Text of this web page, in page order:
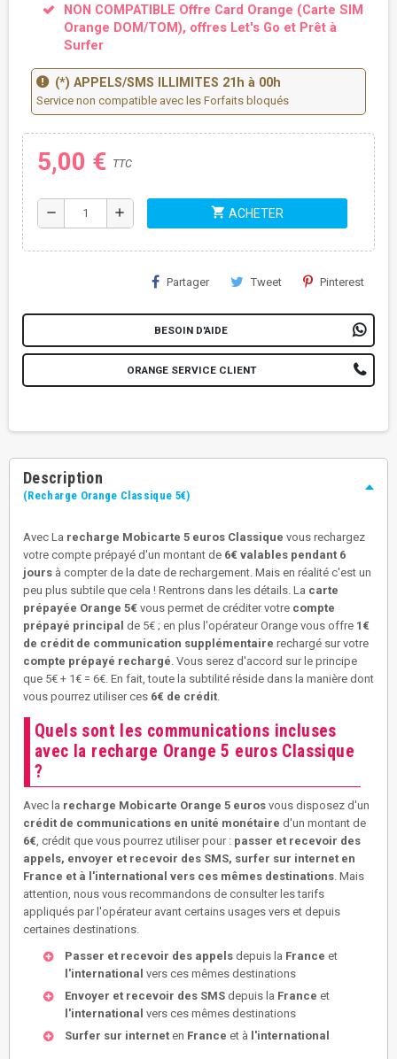
NON COMPATIBLE Offre Card Orange (Carte SIM
Orange DOM/TOM), offres Let's Go et Prêt à
Surfer
(*) APPELS/SMS ILLIMITES 21h à 00h
Service non compatible avec les Forfaits bloqués
5,00 € TTC
remove add shopping_cart ACHETER
Partager Tweet Pinterest
BESOIN D'AIDE
ORANGE SERVICE CLIENT
Description
(Recharge Orange Classique 5€)
Avec La recharge Mobicarte 5 euros Classique vous rechargez
votre compte prépayé d'un montant de 6€ valables pendant 6
jours à compter de la date de rechargement. Mais en réalité c'est un
peu plus subtile que cela ! Rentrons dans les détails. La carte
prépayée Orange 5€ vous permet de créditer votre compte
prépayé principal de 5€ ; en plus l'opérateur Orange vous offre 1€
de crédit de communication supplémentaire rechargé sur votre
compte prépayé rechargé . Vous serez d'accord sur le principe
que 5€ + 1€ = 6€. En fait, toute la subtilité réside dans la manière dont
vous pourrez utiliser ces 6€ de crédit
Quels sont les communications incluses
avec la recharge Orange 5 euros Classique
?
Avec la recharge Mobicarte Orange 5 euros vous disposez d'un
crédit de communications en unité monétaire d'un montant de
6€ , crédit que vous pourrez utiliser pour : passer et recevoir des
appels, envoyer et recevoir des SMS, surfer sur internet en
France et à l'international vers ces mêmes destinations . Mais
attention, nous vous recommandons de consulter les tarifs
appliqués par l'opérateur avant certains usages vers et depuis
certaines destinations.
Passer et recevoir des appels depuis la France et
l'international vers ces mêmes destinations
Envoyer et recevoir des SMS depuis la France et
l'international vers ces mêmes destinations
Surfer sur internet en France et à l'international